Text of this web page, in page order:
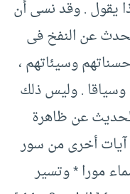
يقول .‏ وقد نسى أن
عن النفخ فى
وسيئاتهم ،
وسياقا .‏ وليس ذلك
عن ظاهرة
آيات أخرى من سور
مورا * وتسير